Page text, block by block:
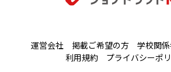
運営会社 掲載ご希望の方
学校関
利用規約
プライバシーポ